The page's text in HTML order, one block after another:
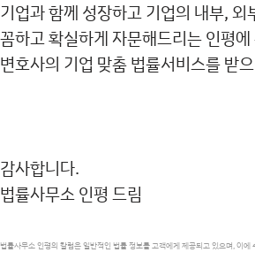
기업과 함께 성장하고 기업의 내부, 외
꼼하고 확실하게 자문해드리는 인평
변호사의 기업 맞춤 법률서비스를 받
감사합니다.
법률사무소 인평 드림
법률사무소 인평의 칼럼은 일반적인 법률 정보를 고객에게 제공되고 있으며, 이